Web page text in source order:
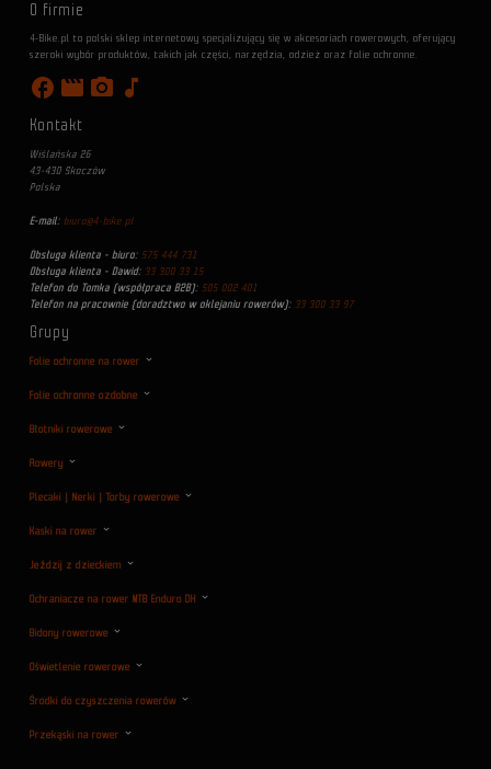
O firmie
4-Bike.pl to polski sklep internetowy specjalizujący się w akcesoriach rowerowych, oferujący
szeroki wybór produktów, takich jak części, narzędzia, odzież oraz folie ochronne.
facebook movie photo_camera music_note
Kontakt
Wiślańska 26
43-430 Skoczów
Polska
E-mail: biuro@4-bike.pl
Obsługa klienta - biuro: 575 444 731
Obsługa klienta - Dawid: 33 300 33 15
Telefon do Tomka (współpraca B2B): 505 002 401
Telefon na pracownie (doradztwo w oklejaniu rowerów): 33 300 33 97
Grupy
Folie ochronne na rower
Folie ochronne ozdobne
Błotniki rowerowe
Rowery
Plecaki | Nerki | Torby rowerowe
Kaski na rower
Jeździj z dzieckiem
Ochraniacze na rower MTB Enduro DH
Bidony rowerowe
Oświetlenie rowerowe
Środki do czyszczenia rowerów
Przekąski na rower